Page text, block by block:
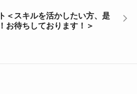
＜スキルを活かしたい方、是
お待ちしております！＞